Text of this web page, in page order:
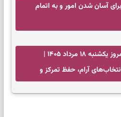
آسان شدن امور و به اتمام
فال فرشتگان امروز یکشنبه ۱۸ مرداد ۱۴۰۵ |
آرام، حفظ تمرکز و